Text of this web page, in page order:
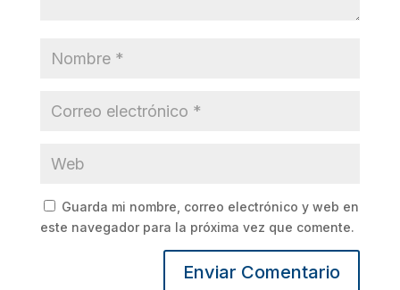
Guarda mi nombre, correo electrónico y web en
este navegador para la próxima vez que comente.